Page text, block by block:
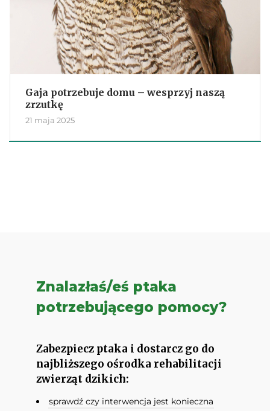
Gaja potrzebuje domu – wesprzyj naszą
zrzutkę
21 maja 2025
Znalazłaś/eś ptaka
potrzebującego pomocy?
Zabezpiecz ptaka i dostarcz go do
najbliższego ośrodka rehabilitacji
zwierząt dzikich:
sprawdź czy interwencja jest konieczna